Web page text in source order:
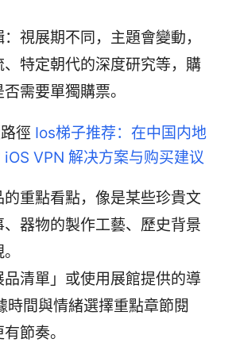
視展期不同，主題會變動，
特定朝代的深度研究等，購
需要單獨購票。
徑 Ios梯子推荐：在中国内地
VPN 解决方案与购买建议
的重點看點，像是某些珍貴文
器物的製作工藝、歷史背景
清單」或使用展館提供的導
時間與情緒選擇重點章節閱
節奏。